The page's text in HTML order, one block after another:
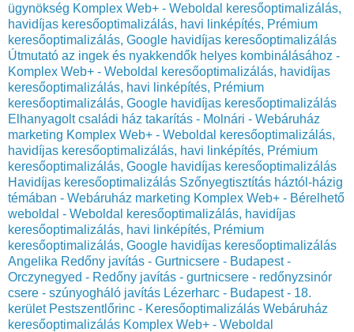
ügynökség Komplex Web+ - Weboldal keresőoptimalizálás,
havidíjas keresőoptimalizálás, havi linképítés, Prémium
keresőoptimalizálás, Google havidíjas keresőoptimalizálás
Útmutató az ingek és nyakkendők helyes kombinálásához -
Komplex Web+ - Weboldal keresőoptimalizálás, havidíjas
keresőoptimalizálás, havi linképítés, Prémium
keresőoptimalizálás, Google havidíjas keresőoptimalizálás
Elhanyagolt családi ház takarítás - Molnári - Webáruház
marketing Komplex Web+ - Weboldal keresőoptimalizálás,
havidíjas keresőoptimalizálás, havi linképítés, Prémium
keresőoptimalizálás, Google havidíjas keresőoptimalizálás
Havidíjas keresőoptimalizálás Szőnyegtisztítás háztól-házig
témában - Webáruház marketing Komplex Web+ - Bérelhető
weboldal - Weboldal keresőoptimalizálás, havidíjas
keresőoptimalizálás, havi linképítés, Prémium
keresőoptimalizálás, Google havidíjas keresőoptimalizálás
Angelika Redőny javítás - Gurtnicsere - Budapest -
Orczynegyed - Redőny javítás - gurtnicsere - redőnyzsinór
csere - szúnyogháló javítás Lézerharc - Budapest - 18.
kerület Pestszentlőrinc - Keresőoptimalizálás Webáruház
keresőoptimalizálás Komplex Web+ - Weboldal